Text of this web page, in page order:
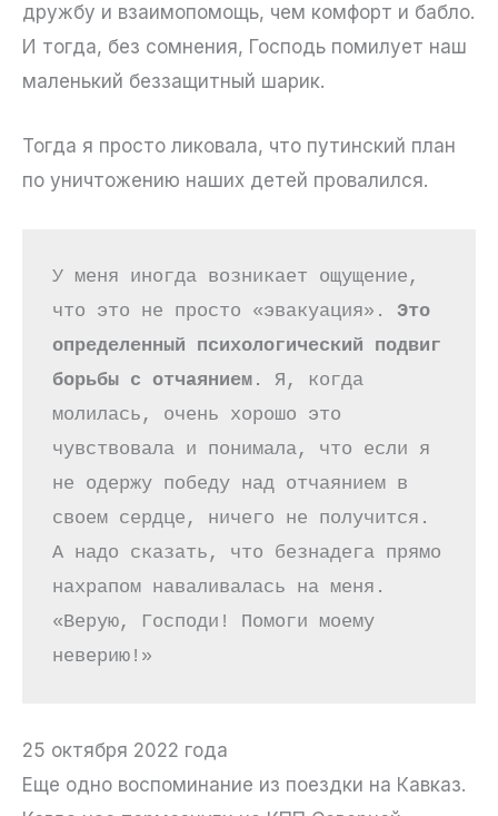
дружбу и взаимопомощь, чем комфорт и бабло.
И тогда, без сомнения, Господь помилует наш
маленький беззащитный шарик.
Тогда я просто ликовала, что путинский план
по уничтожению наших детей провалился.
У меня иногда возникает ощущение,
что это не просто «эвакуация». Это
определенный психологический подвиг
борьбы с отчаянием . Я, когда
молилась, очень хорошо это
чувствовала и понимала, что если я
не одержу победу над отчаянием в
своем сердце, ничего не получится.
А надо сказать, что безнадега прямо
нахрапом наваливалась на меня.
«Верую, Господи! Помоги моему
неверию!»
25 октября 2022 года
Еще одно воспоминание из поездки на Кавказ.